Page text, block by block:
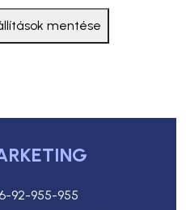
mentése
92-955-955